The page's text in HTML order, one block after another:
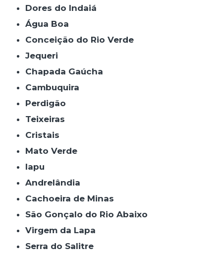
Dores do Indaiá
Água Boa
Conceição do Rio Verde
Jequeri
Chapada Gaúcha
Cambuquira
Perdigão
Teixeiras
Cristais
Mato Verde
Iapu
Andrelândia
Cachoeira de Minas
São Gonçalo do Rio Abaixo
Virgem da Lapa
Serra do Salitre